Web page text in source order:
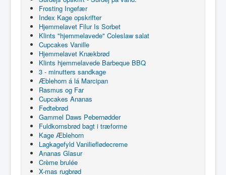
Frosting Ingefær
Index Kage opskrifter
Hjemmelavet Filur Is Sorbet
Klints "hjemmelavede" Coleslaw salat
Cupcakes Vanille
Hjemmelavet Knækbrød
Klints hjemmelavede Barbeque BBQ
3 - minutters sandkage
Æblehorn á lá Marcipan
Rasmus og Far
Cupcakes Ananas
Fedtebrød
Gammel Daws Pebernødder
Fuldkornsbrød bagt i træforme
Kage Æblehorn
Lagkagefyld Vanilieflødecreme
Ananas Glasur
Crème brulée
X-mas rugbrød